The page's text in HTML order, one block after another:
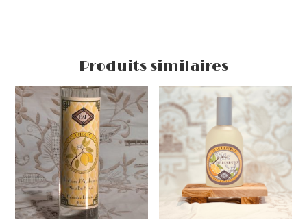
Produits similaires